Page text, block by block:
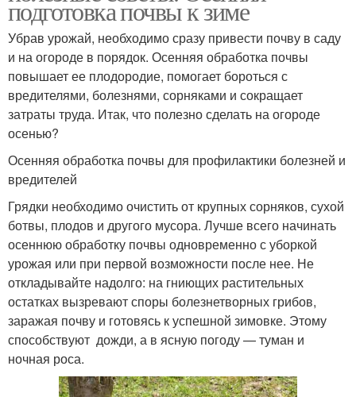
подготовка почвы к зиме
Убрав урожай, необходимо сразу привести почву в саду
и на огороде в порядок. Осенняя обработка почвы
повышает ее плодородие, помогает бороться с
вредителями, болезнями, сорняками и сокращает
затраты труда. Итак, что полезно сделать на огороде
осенью?
Осенняя обработка почвы для профилактики болезней и
вредителей
Грядки необходимо очистить от крупных сорняков, сухой
ботвы, плодов и другого мусора. Лучше всего начинать
осеннюю обработку почвы одновременно с уборкой
урожая или при первой возможности после нее. Не
откладывайте надолго: на гниющих растительных
остатках вызревают споры болезнетворных грибов,
заражая почву и готовясь к успешной зимовке. Этому
способствуют дожди, а в ясную погоду — туман и
ночная роса.